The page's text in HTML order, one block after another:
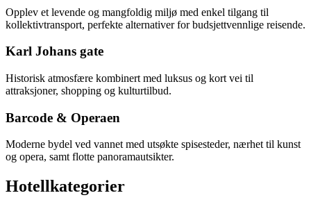
Opplev et levende og mangfoldig miljø med enkel tilgang til
kollektivtransport, perfekte alternativer for budsjettvennlige reisende.
Karl Johans gate
Historisk atmosfære kombinert med luksus og kort vei til
attraksjoner, shopping og kulturtilbud.
Barcode & Operaen
Moderne bydel ved vannet med utsøkte spisesteder, nærhet til kunst
og opera, samt flotte panoramautsikter.
Hotellkategorier